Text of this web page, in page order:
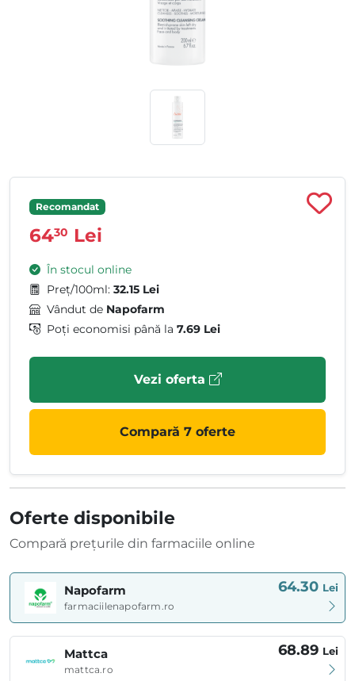
Recomandat
6430 Lei
În stocul online
Preț/100ml: 32.15 Lei
Vândut de Napofarm
Poți economisi până la 7.69 Lei
Vezi oferta
Compară 7 oferte
Oferte disponibile
Compară prețurile din farmaciile online
Napofarm
farmaciilenapofarm.ro
64.30 Lei
Mattca
mattca.ro
68.89 Lei